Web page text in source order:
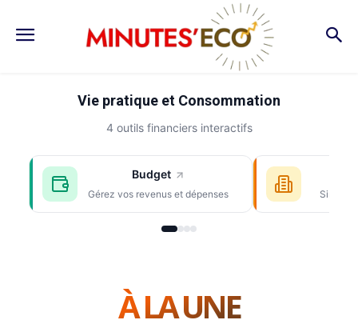
Vie pratique et Consommation
4 outils financiers interactifs
Budget
Gérez vos revenus et dépenses
À LA UNE